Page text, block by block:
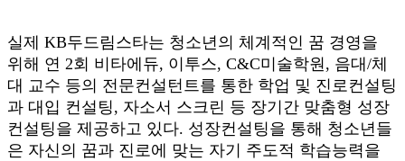
실제 KB두드림스타는 청소년의 체계적인 꿈 경영을
위해 연 2회 비타에듀, 이투스, C&C미술학원, 음대/체
대 교수 등의 전문컨설턴트를 통한 학업 및 진로컨설팅
과 대입 컨설팅, 자소서 스크린 등 장기간 맞춤형 성장
컨설팅을 제공하고 있다. 성장컨설팅을 통해 청소년들
은 자신의 꿈과 진로에 맞는 자기 주도적 학습능력을